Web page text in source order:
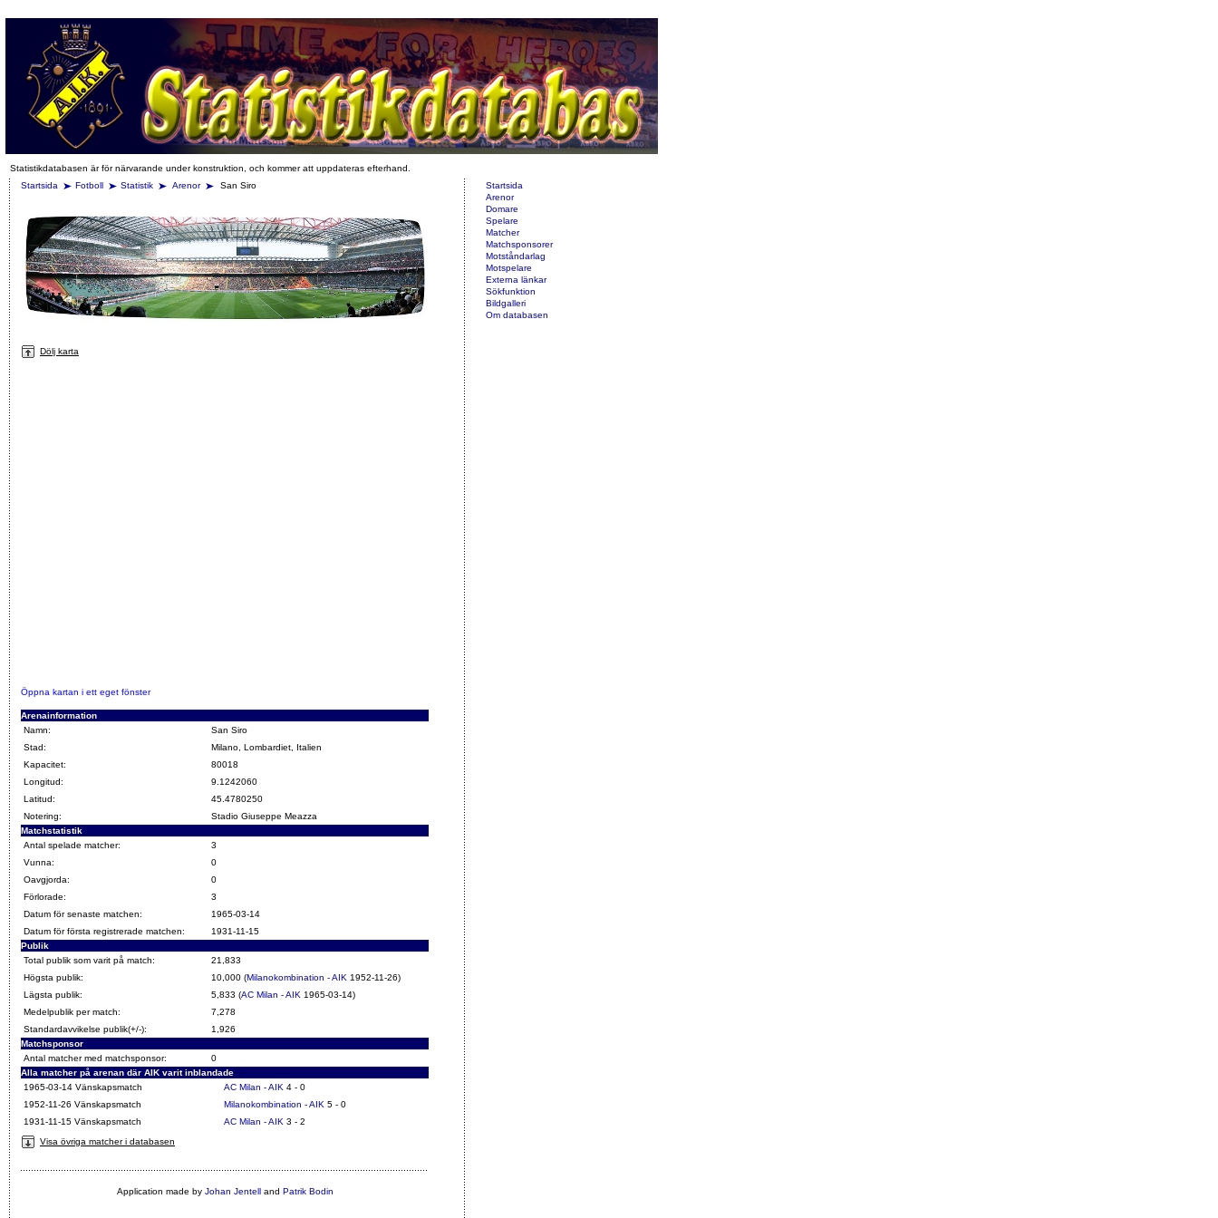
Statistikdatabasen är för närvarande under konstruktion, och kommer att uppdateras efterhand.
Startsida
Fotboll Statistik Arenor San Siro
Dölj karta
Öppna kartan i ett eget fönster
Arenainformation
Namn:
San Siro
Stad:
Milano, Lombardiet, Italien
Kapacitet:
80018
Longitud:
9.1242060
Latitud:
45.4780250
Notering:
Stadio Giuseppe Meazza
Matchstatistik
Antal spelade matcher:
3
Vunna:
0
Oavgjorda:
0
Förlorade:
3
Datum för senaste matchen:
1965-03-14
Datum för första registrerade matchen:
1931-11-15
Publik
Total publik som varit på match:
21,833
Högsta publik:
10,000 (Milanokombination - AIK 1952-11-26)
Lägsta publik:
5,833 (AC Milan - AIK 1965-03-14)
Medelpublik per match:
7,278
Standardavvikelse publik(+/-):
1,926
Matchsponsor
Antal matcher med matchsponsor:
0
Alla matcher på arenan där AIK varit inblandade
1965-03-14 Vänskapsmatch
AC Milan - AIK 4 - 0
1952-11-26 Vänskapsmatch
Milanokombination - AIK 5 - 0
1931-11-15 Vänskapsmatch
AC Milan - AIK 3 - 2
Visa övriga matcher i databasen
Application made by Johan Jentelland Patrik Bodin
Startsida
Arenor
Domare
Spelare
Matcher
Matchsponsorer
Motståndarlag
Motspelare
Externa länkar
Sökfunktion
Bildgalleri
Om databasen